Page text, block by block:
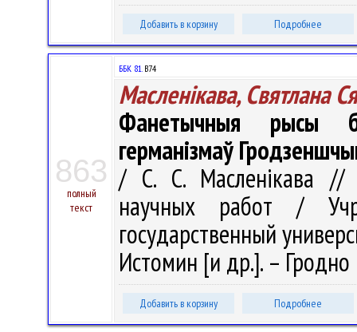
Добавить в корзину Подробнее
863
полный
текст
ББК 81.В74
Масленікава, Святлана
Фанетычныя рысы
германізмаў
/ С. С. Масленікава //
научных работ /
государственный
Истомин [и др.]. –
Добавить в корзину Подробнее